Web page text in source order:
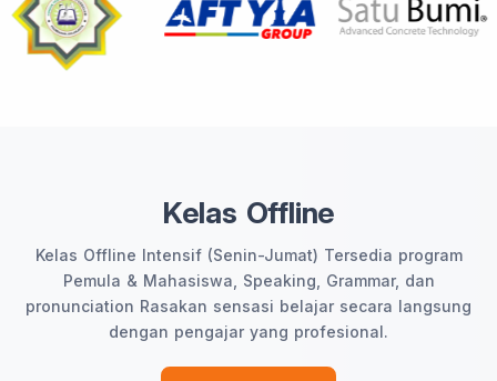
Kelas Offline
Kelas Offline Intensif (Senin-Jumat) Tersedia program
Pemula & Mahasiswa, Speaking, Grammar, dan
pronunciation Rasakan sensasi belajar secara langsung
dengan pengajar yang profesional.